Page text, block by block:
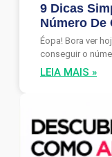
9 Dicas
Número De
Éopa! Bora ver
conseguir o
LEIA MAIS »